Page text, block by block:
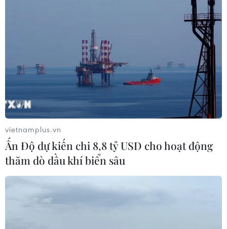
vietnamplus.vn
Ấn Độ dự kiến chi 8,8 tỷ USD cho hoạt động
thăm dò dầu khí biển sâu